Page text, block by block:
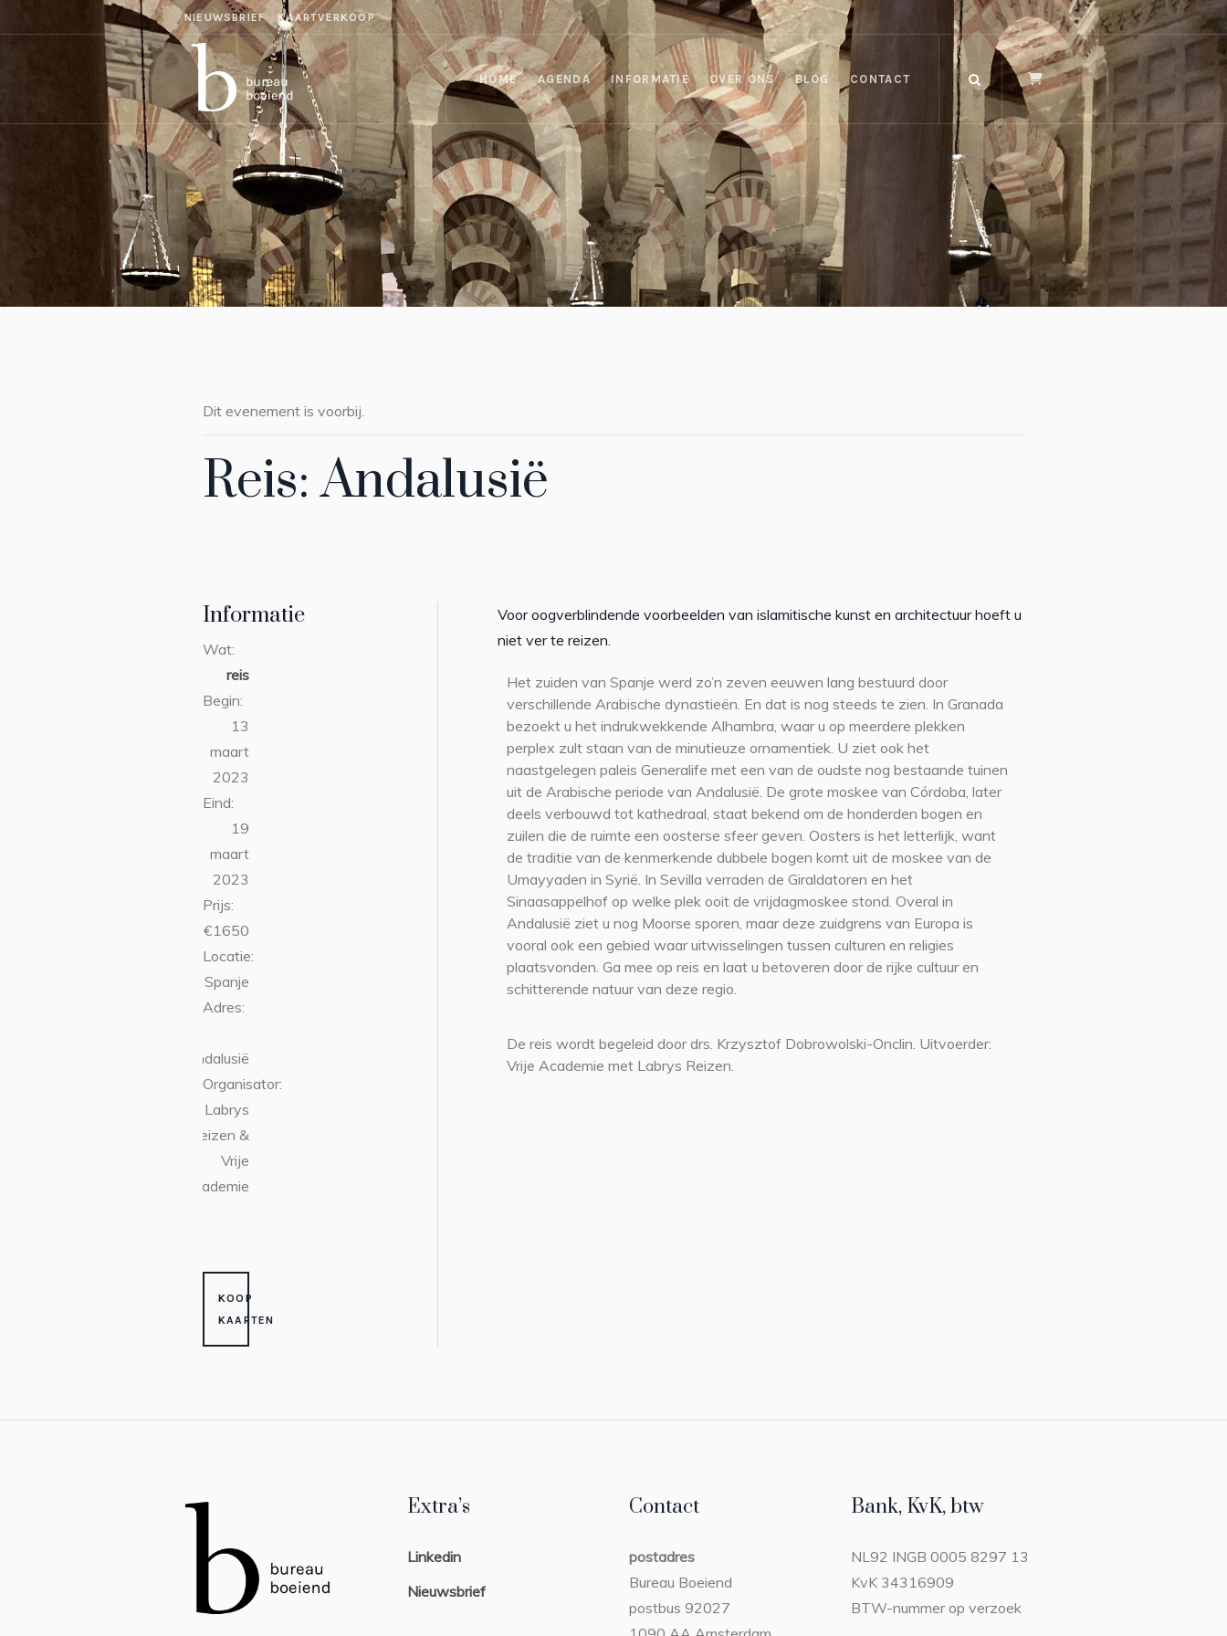
NIEUWSBRIEF KAARTVERKOOP
HOME AGENDA INFORMATIE OVER ONS BLOG CONTACT
Dit evenement is voorbij.
Reis: Andalusië
Informatie
Wat:
reis
Begin:
13
maart
2023
Eind:
19
maart
2023
Prijs:
€1650
Locatie:
Spanje
Adres:
Andalusië
Organisator:
Labrys
Reizen &
Vrije
Academie
KOOP
KAARTEN
Voor oogverblindende voorbeelden van islamitische kunst en architectuur hoeft u
niet ver te reizen.
Het zuiden van Spanje werd zo’n zeven eeuwen lang bestuurd door
verschillende Arabische dynastieën. En dat is nog steeds te zien. In Granada
bezoekt u het indrukwekkende Alhambra, waar u op meerdere plekken
perplex zult staan van de minutieuze ornamentiek. U ziet ook het
naastgelegen paleis Generalife met een van de oudste nog bestaande tuinen
uit de Arabische periode van Andalusië. De grote moskee van Córdoba, later
deels verbouwd tot kathedraal, staat bekend om de honderden bogen en
zuilen die de ruimte een oosterse sfeer geven. Oosters is het letterlijk, want
de traditie van de kenmerkende dubbele bogen komt uit de moskee van de
Umayyaden in Syrië. In Sevilla verraden de Giraldatoren en het
Sinaasappelhof op welke plek ooit de vrijdagmoskee stond. Overal in
Andalusië ziet u nog Moorse sporen, maar deze zuidgrens van Europa is
vooral ook een gebied waar uitwisselingen tussen culturen en religies
plaatsvonden. Ga mee op reis en laat u betoveren door de rijke cultuur en
schitterende natuur van deze regio.
De reis wordt begeleid door drs. Krzysztof Dobrowolski-Onclin. Uitvoerder:
Vrije Academie met Labrys Reizen.
Extra’s
Linkedin
Nieuwsbrief
Contact
postadres
Bureau Boeiend
postbus 92027
Bank, KvK, btw
NL92 INGB 0005 8297 13
KvK 34316909
BTW-nummer op verzoek